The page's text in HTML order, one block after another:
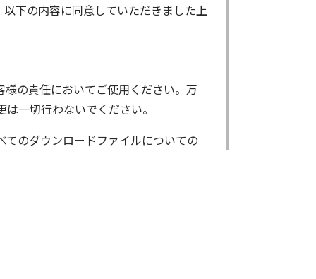
下の内容に同意していただきました上
の責任においてご使用ください。万
一切行わないでください。
のダウンロードファイルについての